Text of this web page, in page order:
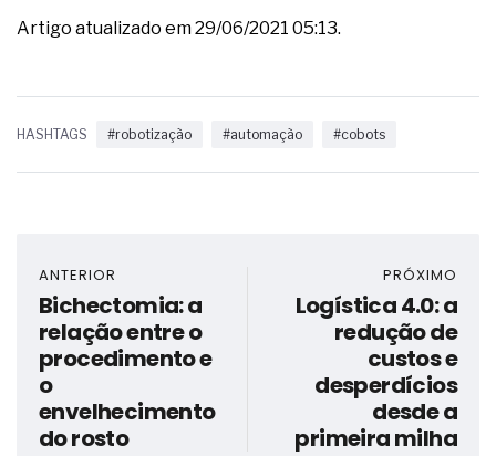
Artigo atualizado em 29/06/2021 05:13.
HASHTAGS #robotização #automação #cobots
ANTERIOR
Bichectomia: a
relação entre o
procedimento e
o
envelhecimento
do rosto
PRÓXIMO
Logística 4.0: a
redução de
custos e
desperdícios
desde a
primeira milha